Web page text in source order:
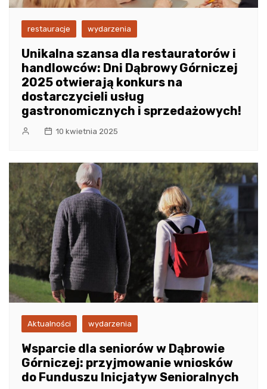
restauracje wydarzenia
Unikalna szansa dla restauratorów i
handlowców: Dni Dąbrowy Górniczej
2025 otwierają konkurs na
dostarczycieli usług
gastronomicznych i sprzedażowych!
10 kwietnia 2025
Aktualności wydarzenia
Wsparcie dla seniorów w Dąbrowie
Górniczej: przyjmowanie wniosków
do Funduszu Inicjatyw Senioralnych